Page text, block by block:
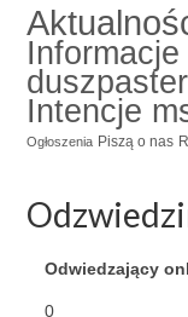
Informacje
Intencje
Ogłoszenia Piszą o nas
Odwiedzający
0